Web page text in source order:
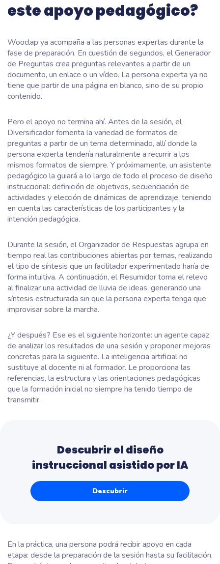
este apoyo pedagógico?
Wooclap ya acompaña a las personas expertas durante la
fase de preparación. En cuestión de segundos, el Generador
de Preguntas crea preguntas relevantes a partir de un
documento, un enlace o un vídeo. La persona experta ya no
tiene que partir de una página en blanco, sino de su propio
contenido.
Pero el apoyo no termina ahí. Antes de la sesión, el
Diversificador fomenta la variedad de formatos de
preguntas a partir de un tema determinado, allí donde la
persona experta tendería naturalmente a recurrir a los
mismos formatos de siempre. Y próximamente, un asistente
pedagógico la guiará a lo largo de todo el proceso de diseño
instruccional: definición de objetivos, secuenciación de
actividades y elección de dinámicas de aprendizaje, teniendo
en cuenta las características de los participantes y la
intención pedagógica.
Durante la sesión, el Organizador de Respuestas agrupa en
tiempo real las contribuciones abiertas por temas, realizando
el tipo de síntesis que un facilitador experimentado haría de
forma intuitiva. A continuación, el Resumidor toma el relevo
al finalizar una actividad de lluvia de ideas, generando una
síntesis estructurada sin que la persona experta tenga que
improvisar sobre la marcha.
¿Y después? Ese es el siguiente horizonte: un agente capaz
de analizar los resultados de una sesión y proponer mejoras
concretas para la siguiente. La inteligencia artificial no
sustituye al docente ni al formador. Le proporciona las
referencias, la estructura y las orientaciones pedagógicas
que la formación inicial no siempre ha tenido tiempo de
transmitir.
Descubrir el diseño
instruccional asistido por IA
Descubrir
En la práctica, una persona podrá recibir apoyo en cada
etapa: desde la preparación de la sesión hasta su facilitación.